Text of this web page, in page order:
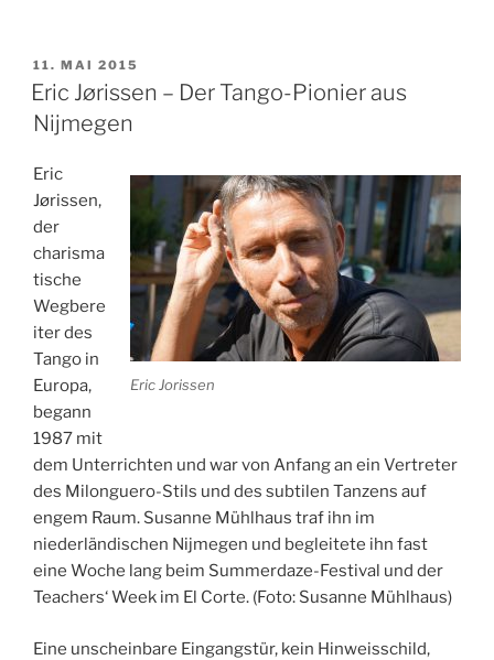
VERÖFFENTLICHT
AM
11. MAI 2015
Eric Jørissen – Der Tango-Pionier aus
Nijmegen
Eric Jorissen
Eric
Jørissen,
der
charisma
tische
Wegbere
iter des
Tango in
Europa,
begann
1987 mit
dem Unterrichten und war von Anfang an ein Vertreter
des Milonguero-Stils und des subtilen Tanzens auf
engem Raum. Susanne Mühlhaus traf ihn im
niederländischen Nijmegen und begleitete ihn fast
eine Woche lang beim Summerdaze-Festival und der
Teachers‘ Week im El Corte. (Foto: Susanne Mühlhaus)
Eine unscheinbare Eingangstür, kein Hinweisschild,